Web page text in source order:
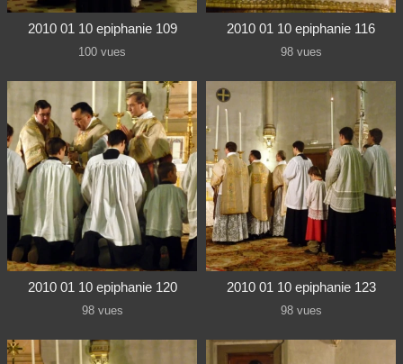
2010 01 10 epiphanie 109
100 vues
2010 01 10 epiphanie 116
98 vues
2010 01 10 epiphanie 120
98 vues
2010 01 10 epiphanie 123
98 vues